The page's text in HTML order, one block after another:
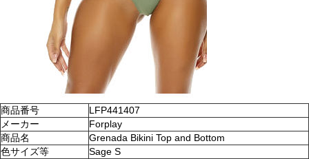
商品番号
LFP441407
メーカー
Forplay
商品名
Grenada Bikini Top and Bottom
色サイズ等
Sage S